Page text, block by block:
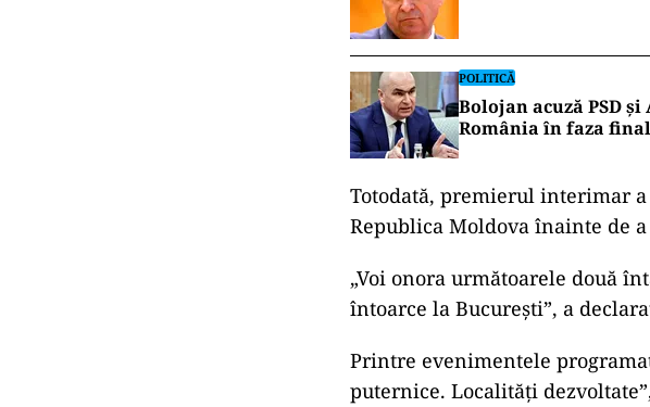
POLITICĂ
Bolojan acuză PSD
România în faza
Totodată, premierul interimar
Republica Moldova înainte de
„Voi onora următoarele două
întoarce la București”, a
Printre evenimentele
puternice. Localități